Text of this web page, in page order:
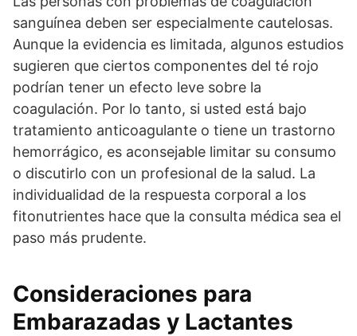
sanguínea deben ser especialmente cautelosas.
Aunque la evidencia es limitada, algunos estudios
sugieren que ciertos componentes del té rojo
podrían tener un efecto leve sobre la
coagulación. Por lo tanto, si usted está bajo
tratamiento anticoagulante o tiene un trastorno
hemorrágico, es aconsejable limitar su consumo
o discutirlo con un profesional de la salud. La
individualidad de la respuesta corporal a los
fitonutrientes hace que la consulta médica sea el
paso más prudente.
Consideraciones para
Embarazadas y Lactantes